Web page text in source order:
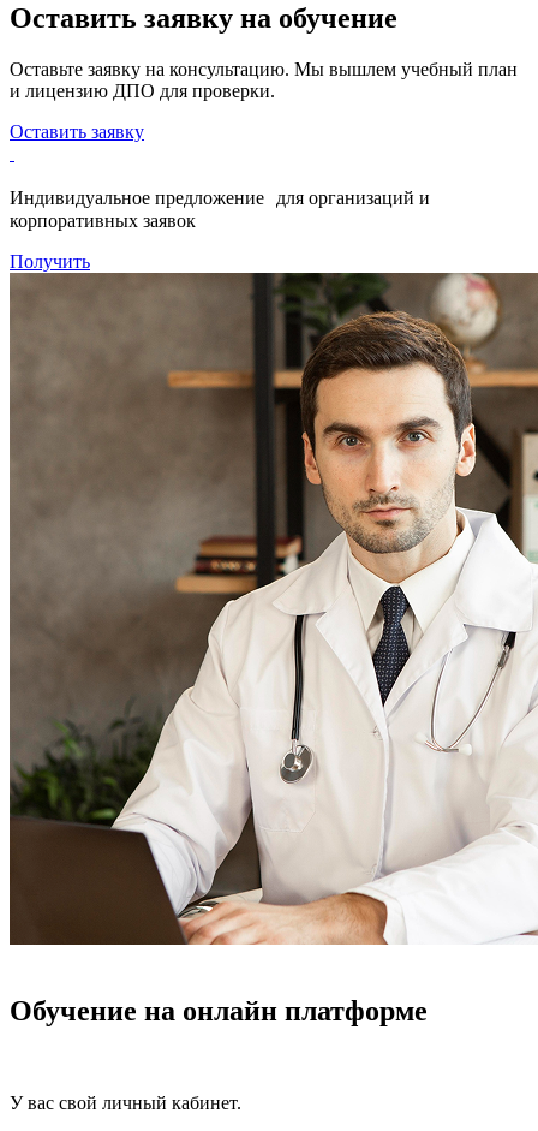
Оставить заявку на обучение
Оставьте заявку на консультацию. Мы вышлем учебный план
и лицензию ДПО для проверки.
Оставить заявку
Индивидуальное предложение для организаций и
корпоративных заявок
Получить
Обучение на онлайн платформе
У вас свой личный кабинет.